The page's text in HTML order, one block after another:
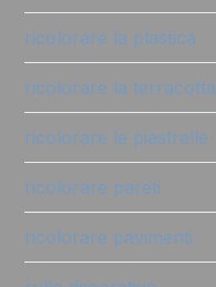
ricolorare la plastica
ricolorare la terracotta
ricolorare le piastrelle
ricolorare pareti
ricolorare pavimenti